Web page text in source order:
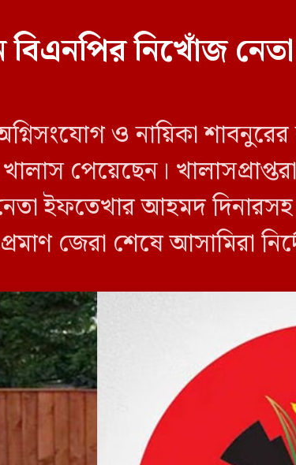
নিখোঁজ নেতা
ও নায়িকা
পেয়েছেন।
ইফতেখার আহমদ
জেরা শেষে আসামিরা